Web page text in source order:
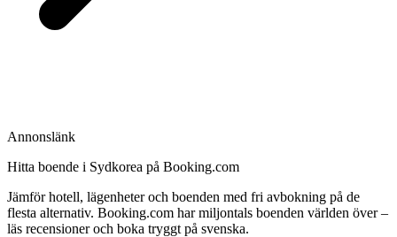
Annonslänk
Hitta boende i Sydkorea på Booking.com
Jämför hotell, lägenheter och boenden med fri avbokning på de
flesta alternativ. Booking.com har miljontals boenden världen över –
läs recensioner och boka tryggt på svenska.